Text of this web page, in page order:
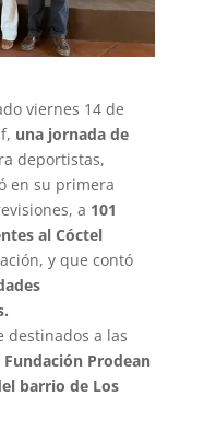
viernes 14 de
una jornada de
deportistas,
en su primera
a 101
al Cóctel
y que contó
destinados a las
Prodean
barrio de Los